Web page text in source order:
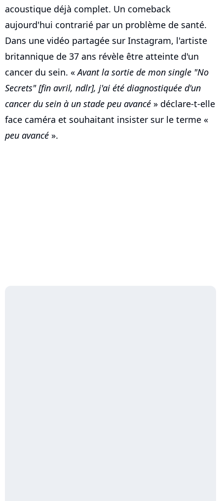
acoustique déjà complet. Un comeback
aujourd'hui contrarié par un problème de santé.
Dans une vidéo partagée sur Instagram, l'artiste
britannique de 37 ans révèle être atteinte d'un
cancer du sein. «Avant la sortie de mon single "No
Secrets" [fin avril, ndlr], j'ai été diagnostiquée d'un
cancer du sein à un stade peu avancé » déclare-t-elle
face caméra et souhaitant insister sur le terme «
peu avancé ».